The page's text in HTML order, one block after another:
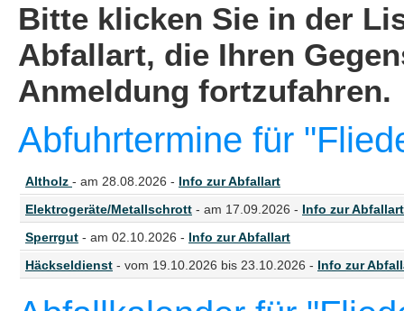
Bitte klicken Sie in der
Abfallart, die Ihren
Anmeldung fortzufahren.
Abfuhrtermine für
Altholz - am 28.08.2026 - Info zur Abfallart
Elektrogeräte/Metallschrott - am 17.09.2026 - Info zur Abfallart
Sperrgut - am 02.10.2026 - Info zur Abfallart
Häckseldienst - vom 19.10.2026 bis 23.10.2026 - Info zur